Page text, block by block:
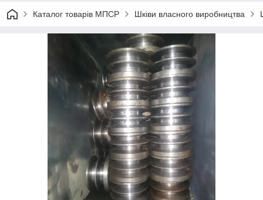
Каталог товарів МПСР Шківи власного виробництва